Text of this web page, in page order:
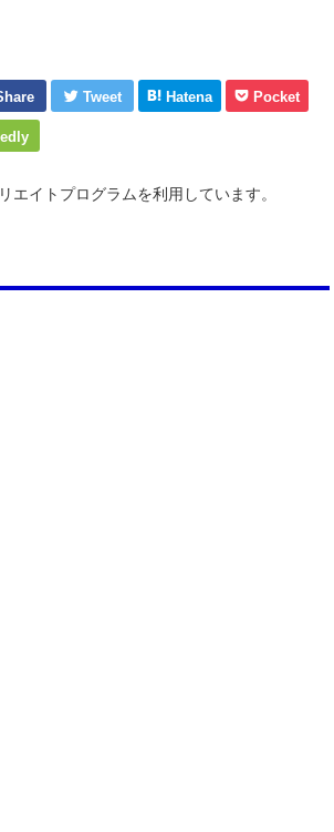
Tweet Hatena Pocket
エイトプログラムを利用しています。